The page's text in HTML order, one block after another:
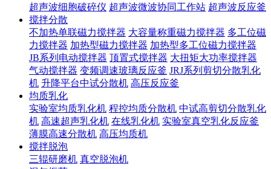
超声波细胞破碎仪 超声波微波协同工作站 超声波反应釜
搅拌分散
不加热单联磁力搅拌器 大容量称重磁力搅拌器 多工位磁
力搅拌器 加热型磁力搅拌器 加热型多工位磁力搅拌器
JB系列电动搅拌器 顶置式搅拌器 大扭矩大功率搅拌器
气动搅拌器 变频调速玻璃反应釜 JRJ系列剪切分散乳化
机 升降平台中试分散机 高压反应釜
均质乳化
实验室均质乳化机 程控均质分散机 中试高剪切分散乳化
机 高速超声乳化机 在线乳化机 实验室真空乳化反应釜
薄膜高速分散机 高压均质机
搅拌脱泡
三辊研磨机 真空脱泡机